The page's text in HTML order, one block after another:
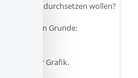
durchsetzen wollen?
sind im Grunde:
Teil der Grafik.